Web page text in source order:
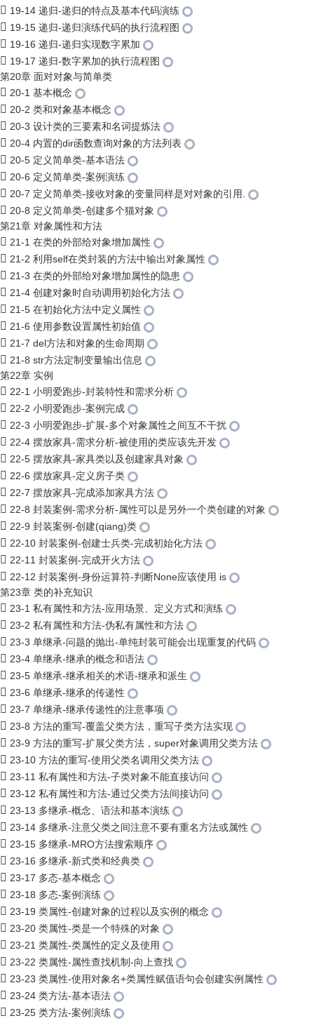
19-14 递归-递归的特点及基本代码演练
19-15 递归-递归演练代码的执行流程图
19-16 递归-递归实现数字累加
19-17 递归-数字累加的执行流程图
第20章 面对对象与简单类
20-1 基本概念
20-2 类和对象基本概念
20-3 设计类的三要素和名词提炼法
20-4 内置的dir函数查询对象的方法列表
20-5 定义简单类-基本语法
20-6 定义简单类-案例演练
20-7 定义简单类-接收对象的变量同样是对对象的引用.
20-8 定义简单类-创建多个猫对象
第21章 对象属性和方法
21-1 在类的外部给对象增加属性
21-2 利用self在类封装的方法中输出对象属性
21-3 在类的外部给对象增加属性的隐患
21-4 创建对象时自动调用初始化方法
21-5 在初始化方法中定义属性
21-6 使用参数设置属性初始值
21-7 del方法和对象的生命周期
21-8 str方法定制变量输出信息
第22章 实例
22-1 小明爱跑步-封装特性和需求分析
22-2 小明爱跑步-案例完成
22-3 小明爱跑步-扩展-多个对象属性之间互不干扰
22-4 摆放家具-需求分析-被使用的类应该先开发
22-5 摆放家具-家具类以及创建家具对象
22-6 摆放家具-定义房子类
22-7 摆放家具-完成添加家具方法
22-8 封装案例-需求分析-属性可以是另外一个类创建的对象
22-9 封装案例-创建(qiang)类
22-10 封装案例-创建士兵类-完成初始化方法
22-11 封装案例-完成开火方法
22-12 封装案例-身份运算符-判断None应该使用 is
第23章 类的补充知识
23-1 私有属性和方法-应用场景、定义方式和演练
23-2 私有属性和方法-伪私有属性和方法
23-3 单继承-问题的抛出-单纯封装可能会出现重复的代码
23-4 单继承-继承的概念和语法
23-5 单继承-继承相关的术语-继承和派生
23-6 单继承-继承的传递性
23-7 单继承-继承传递性的注意事项
23-8 方法的重写-覆盖父类方法，重写子类方法实现
23-9 方法的重写-扩展父类方法，super对象调用父类方法
23-10 方法的重写-使用父类名调用父类方法
23-11 私有属性和方法-子类对象不能直接访问
23-12 私有属性和方法-通过父类方法间接访问
23-13 多继承-概念、语法和基本演练
23-14 多继承-注意父类之间注意不要有重名方法或属性
23-15 多继承-MRO方法搜索顺序
23-16 多继承-新式类和经典类
23-17 多态-基本概念
23-18 多态-案例演练
23-19 类属性-创建对象的过程以及实例的概念
23-20 类属性-类是一个特殊的对象
23-21 类属性-类属性的定义及使用
23-22 类属性-属性查找机制-向上查找
23-23 类属性-使用对象名+类属性赋值语句会创建实例属性
23-24 类方法-基本语法
23-25 类方法-案例演练